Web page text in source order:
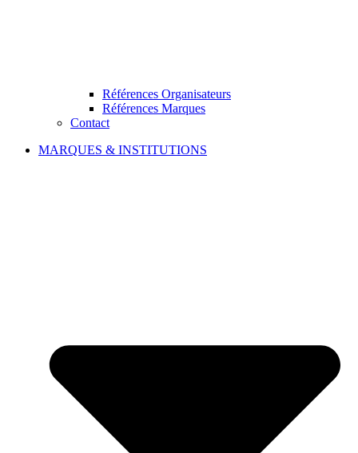
Références Organisateurs
Références Marques
Contact
MARQUES & INSTITUTIONS